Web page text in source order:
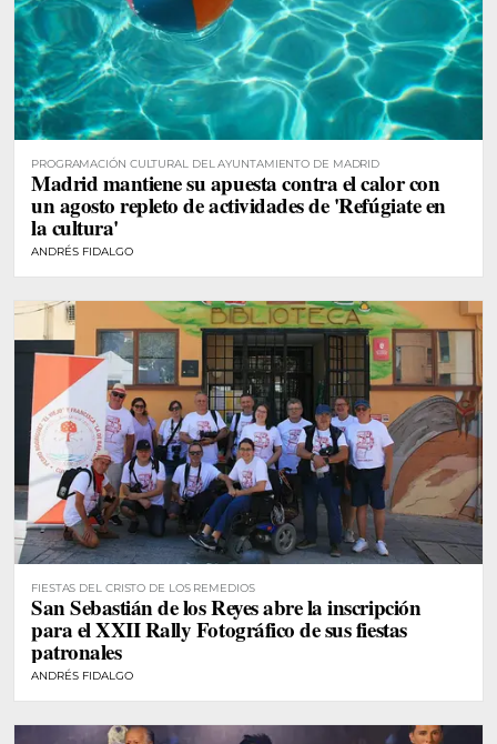
PROGRAMACIÓN CULTURAL DEL AYUNTAMIENTO DE MADRID
Madrid mantiene su apuesta contra el calor con
un agosto repleto de actividades de 'Refúgiate en
la cultura'
ANDRÉS FIDALGO
FIESTAS DEL CRISTO DE LOS REMEDIOS
San Sebastián de los Reyes abre la inscripción
para el XXII Rally Fotográfico de sus fiestas
patronales
ANDRÉS FIDALGO